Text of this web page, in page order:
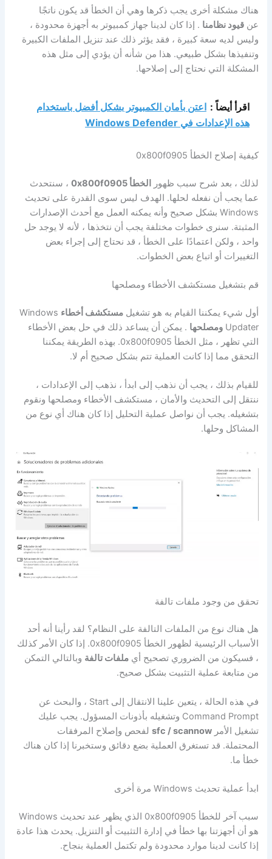
هناك مشكلة أخرى يجب ذكرها وهي أن الخطأ قد يكون ناتجًا
عنقيود نظامنا . إذا كان لدينا جهاز كمبيوتر به أجهزة محدودة ،
وليس لديه سعة كبيرة ، فقد يؤثر ذلك عند تنزيل الملفات الكبيرة
وتنفيذها بشكل طبيعي. هذا من شأنه أن يؤدي إلى مثل هذه
المشكلة التي نحتاج إلى إصلاحها.
اقرأ أيضاً : اعتن بأمان الكمبيوتر بشكل أفضل باستخدام
هذه الإعدادات في Windows Defender
كيفية إصلاح الخطأ 0x800f0905
لذلك ، بعد شرح سبب ظهور الخطأ 0x800f0905
، سنتحدث
عما يجب أن نفعله لحلها. الهدف ليس سوى القدرة على تحديث
Windows بشكل صحيح وأنه يمكنه العمل مع أحدث الإصدارات
المثبتة. سنرى خطوات مختلفة يجب أن نتخذها ، لأنه لا يوجد حل
واحد ، ولكن اعتمادًا على الخطأ ، قد نحتاج إلى إجراء بعض
التغييرات أو اتباع بعض الخطوات.
قم بتشغيل مستكشف الأخطاء ومصلحها
أول شيء يمكننا القيام به هو تشغيلمستكشف أخطاء Windows
Updater ومصلحها . يمكن أن يساعد ذلك في حل بعض الأخطاء
التي تظهر ، مثل الخطأ 0x800f0905. بهذه الطريقة يمكننا
التحقق مما إذا كانت العملية تتم بشكل صحيح أم لا.
للقيام بذلك ، يجب أن نذهب إلى ابدأ ، نذهب إلى الإعدادات ،
ننتقل إلى التحديث والأمان ، مستكشف الأخطاء ومصلحها ونقوم
بتشغيله. يجب أن نواصل عملية التحليل إذا كان هناك أي نوع من
المشاكل وحلها.
تحقق من وجود ملفات تالفة
هل هناك نوع من الملفات التالفة على النظام؟ لقد رأينا أنه أحد
الأسباب الرئيسية لظهور الخطأ 0x800f0905. إذا كان الأمر كذلك
، فسيكون من الضروري تصحيح أيملفات تالفة وبالتالي التمكن
من متابعة عملية التثبيت بشكل صحيح.
في هذه الحالة ، يتعين علينا الانتقال إلى Start ، والبحث عن
Command Prompt وتشغيله بأذونات المسؤول. يجب عليك
تشغيل الأمرsfc / scannow لفحص وإصلاح المرفقات
المحتملة. قد تستغرق العملية بضع دقائق وستخبرنا إذا كان هناك
خطأ ما.
ابدأ عملية تحديث Windows مرة أخرى
سبب آخر للخطأ 0x800f0905 الذي يظهر عند تحديث Windows
هو أن أجهزتنا بها خطأ في إدارة التثبيت أو التنزيل. يحدث هذا عادة
إذا كانت لدينا موارد محدودة ولم تكتمل العملية بنجاح.